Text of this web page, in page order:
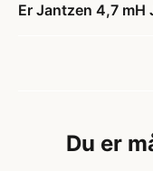
Er Jantzen 4,7 mH
Du er